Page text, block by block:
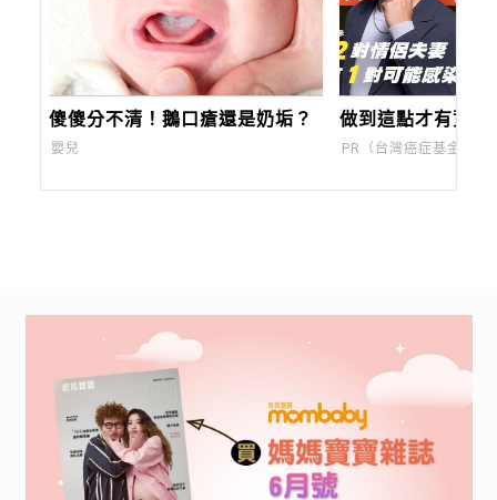
傻傻分不清！鵝口瘡還是奶垢？
嬰兒
做到這點才有資格
PR（台灣癌症基金會）